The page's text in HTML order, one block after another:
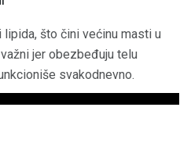
što čini većinu masti u
jer obezbeđuju telu
svakodnevno.